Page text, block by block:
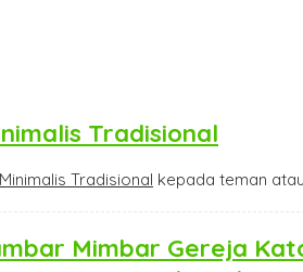
Tradisional
Tradisional kepada teman
Mimbar Gereja